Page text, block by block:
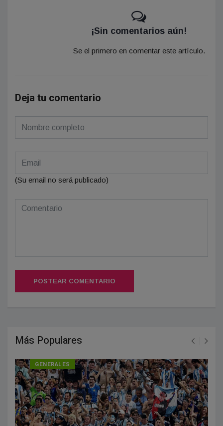
¡Sin comentarios aún!
Se el primero en comentar este artículo.
Deja tu comentario
(Su email no será publicado)
POSTEAR COMENTARIO
Más Populares
GENERALES